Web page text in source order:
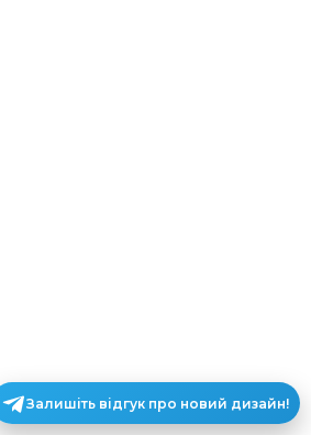
Залишіть відгук про новий дизайн!